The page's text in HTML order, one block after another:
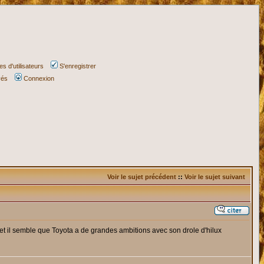
d'utilisateurs
S'enregistrer
Connexion
Voir le sujet précédent :: Voir le sujet suivant
il semble que Toyota a de grandes ambitions avec son drole d'hilux